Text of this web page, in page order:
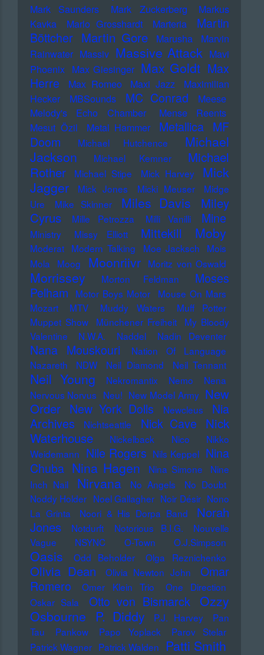
Mark Saunders
Mark Zuckerberg
Markus
Kavka
Marlo Grosshardt Marteria
Martin
Böttcher Martin Gore Marusha
Marvin
Rainwater Massiv Massive Attack Mavi
Phoenix Max Giesinger Max Goldt Max
Herre
Max Romeo Maxi Jazz
Maximilian
Hecker
MBSounds MC Conrad
Meese
Melody's Echo Chamber
Mense Reents
Mesut Özil
Metal Hammer Metallica MF
Doom
Michael Hutchence
Michael
Jackson
Michael Kemner
Michael
Rother
Michael Stipe Mick Harvey
Mick
Jagger
Mick Jones Micki Meuser
Midge
Ure
Mike Skinner Miles Davis
Miley
Cyrus
Mille Petrozza Milli Vanilli Mine
Ministry Missy Elliott Mittekill Moby
Moderat Modern Talking Moe Jacksch
Mois
Mola
Moog Moonriivr Moritz von Oswald
Morrissey Morton Feldman
Moses
Pelham
Motor Boys Motor
Mouse On Mars
Mozart
MTV Muddy Waters
Muff Potter
Muppet Show
Münchener Freiheit
My Bloody
Valentine
N.W.A. Naddel Nadin Deventer
Nana Mouskouri
Nation Of Language
Nazareth
NDW Neil Diamond Neil Tennant
Neil Young Nekromantix Nemo
Nena
Nervous Norvus Neu! New Model Army New
Order New York Dolls Newcleus
Nia
Archives
Nichtseattle Nick Cave
Nick
Waterhouse
Nickelback Nico
Nikko
Weidemann Nile Rogers Nils Keppel Nina
Chuba Nina Hagen Nina Simone
Nine
Inch Nail
Nirvana No Angels
No Doubt
Noddy Holder Noel Gallagher Noir Désir Nono
La Grinta
Noori & His Dorpa Band
Norah
Jones
Notdurft Notorious B.I.G.
Nouvelle
Vague
NSYNC O-Town O.J.Simpson
Oasis Odd Beholder Olga Reznichenko
Olivia Dean Olivia Newton John
Omar
Romero
Omer Klein Trio
One Direction
Oskar Sala
Otto von Bismarck Ozzy
Osbourne
P. Diddy P.J. Harvey
Pan
Tau
Pankow Papo Yoplack
Parov Stelar
Patrick Wagner Patrick Walden
Patti Smith